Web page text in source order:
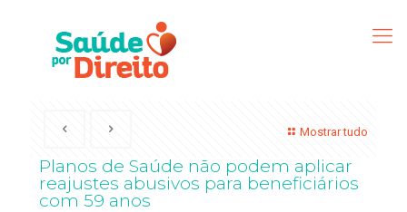
Mostrar tudo
Planos de Saúde não podem aplicar
reajustes abusivos para beneficiários
com 59 anos